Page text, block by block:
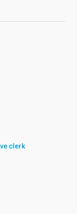
clerk